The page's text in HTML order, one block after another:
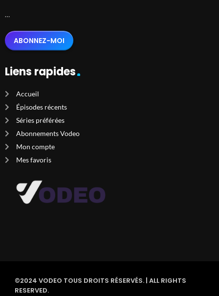
…
ABONNEZ-MOI
Liens rapides
Accueil
Épisodes récents
Séries préférées
Abonnements Vodeo
Mon compte
Mes favoris
©2024 VODEO TOUS DROITS RÉSERVÉS. | ALL RIGHTS
RESERVED.